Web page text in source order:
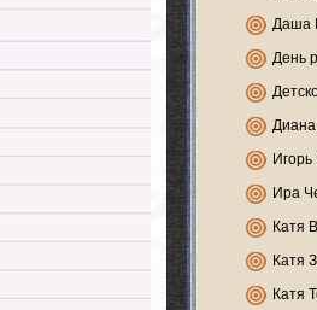
Даша
День
Ира
Катя
Катя
Катя